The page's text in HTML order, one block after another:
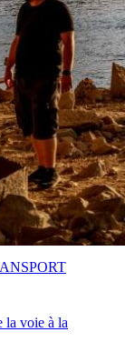
la voie à la